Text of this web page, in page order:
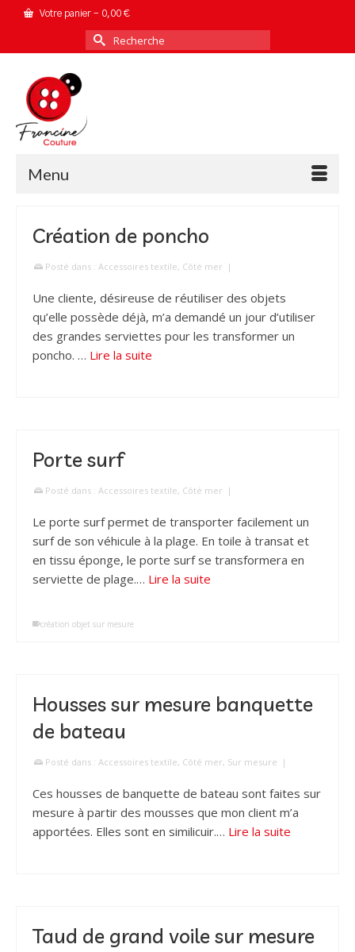
Votre panier - 0,00 €
Rechercher :
Menu
Création de poncho
Posté dans : Accessoires textile, Côté mer |
Une cliente, désireuse de réutiliser des objets
qu’elle possède déjà, m’a demandé un jour d’utiliser
des grandes serviettes pour les transformer un
poncho. … Lire la suite
Porte surf
Posté dans : Accessoires textile, Côté mer |
Le porte surf permet de transporter facilement un
surf de son véhicule à la plage. En toile à transat et
en tissu éponge, le porte surf se transformera en
serviette de plage.… Lire la suite
création objet sur mesure
Housses sur mesure banquette
de bateau
Posté dans : Accessoires textile, Côté mer, Sur mesure |
Ces housses de banquette de bateau sont faites sur
mesure à partir des mousses que mon client m’a
apportées. Elles sont en similicuir.… Lire la suite
Taud de grand voile sur mesure